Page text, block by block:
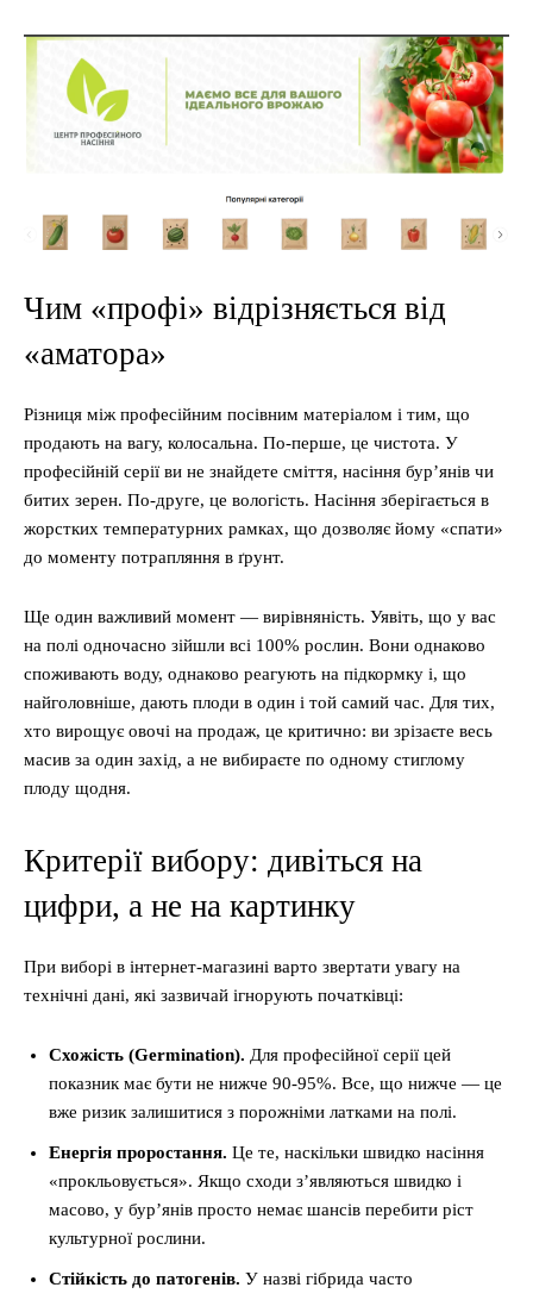
Чим «профі» відрізняється від
«аматора»
Різниця між професійним посівним матеріалом і тим, що
продають на вагу, колосальна. По-перше, це чистота. У
професійній серії ви не знайдете сміття, насіння бур’янів чи
битих зерен. По-друге, це вологість. Насіння зберігається в
жорстких температурних рамках, що дозволяє йому «спати»
до моменту потрапляння в ґрунт.
Ще один важливий момент — вирівняність. Уявіть, що у вас
на полі одночасно зійшли всі 100% рослин. Вони однаково
споживають воду, однаково реагують на підкормку і, що
найголовніше, дають плоди в один і той самий час. Для тих,
хто вирощує овочі на продаж, це критично: ви зрізаєте весь
масив за один захід, а не вибираєте по одному стиглому
плоду щодня.
Критерії вибору: дивіться на
цифри, а не на картинку
При виборі в інтернет-магазині варто звертати увагу на
технічні дані, які зазвичай ігнорують початківці:
Схожість (Germination). Для професійної серії цей
показник має бути не нижче 90-95%. Все, що нижче — це
вже ризик залишитися з порожніми латками на полі.
Енергія проростання. Це те, наскільки швидко насіння
«прокльовується». Якщо сходи з’являються швидко і
масово, у бур’янів просто немає шансів перебити ріст
культурної рослини.
Стійкість до патогенів. У назві гібрида часто